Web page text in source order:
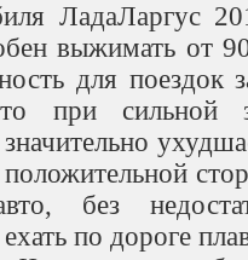
ЛадаЛаргус
выжимать от
для поездок
при сильной
положительной
без
по дороге